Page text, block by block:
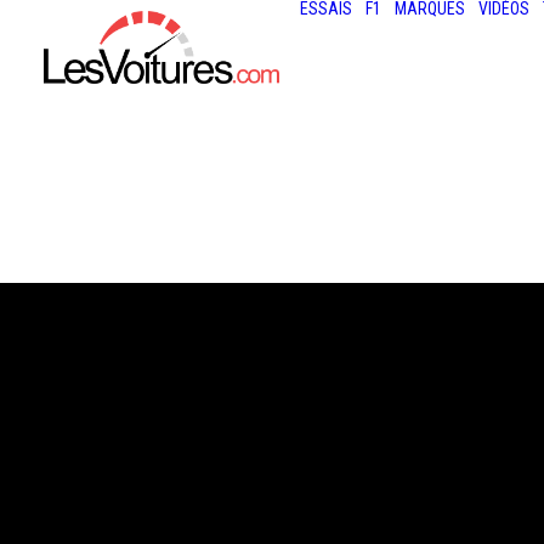
ESSAIS F1 MARQUES VIDÉOS